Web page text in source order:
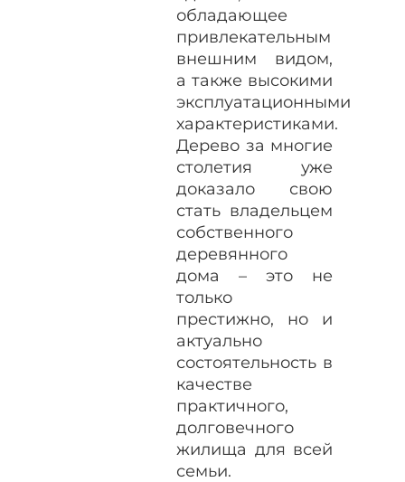
обладающее
привлекательным
внешним видом,
а также высокими
эксплуатационными
характеристиками.
Дерево за многие
столетия уже
доказало свою
стать владельцем
собственного
деревянного
дома – это не
только
престижно, но и
актуально
состоятельность в
качестве
практичного,
долговечного
жилища для всей
семьи.